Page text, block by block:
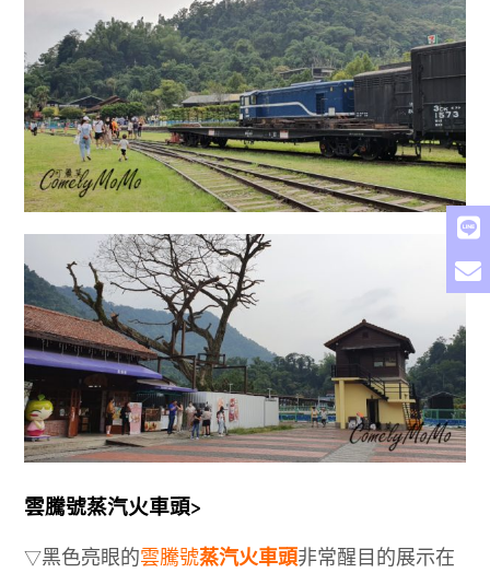
雲騰號蒸汽火車頭>
▽黑色亮眼的雲騰號蒸汽火車頭非常醒目的展示在